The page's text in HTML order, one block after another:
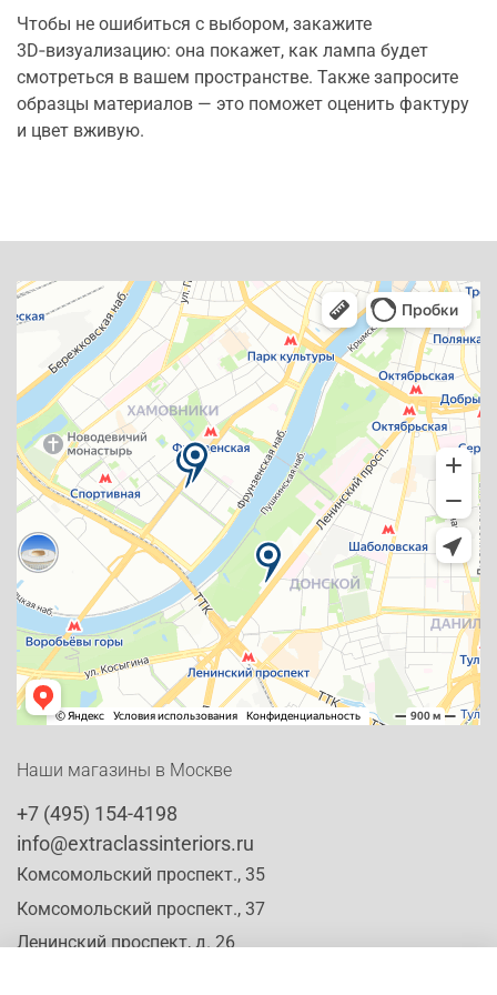
Чтобы не ошибиться с выбором, закажите
3D‑визуализацию: она покажет, как лампа будет
смотреться в вашем пространстве. Также запросите
образцы материалов — это поможет оценить фактуру
и цвет вживую.
Наши магазины в Москве
+7 (495) 154-4198
info@extraclassinteriors.ru
Комсомольский проспект., 35
Комсомольский проспект., 37
Ленинский проспект, д. 26